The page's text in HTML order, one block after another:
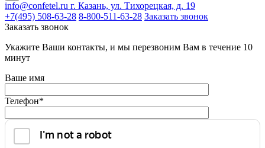
info@confetel.ru г. Казань, ул. Тихорецкая, д. 19
+7(495) 508-63-28 8-800-511-63-28 Заказать звонок
Заказать звонок
Укажите Ваши контакты, и мы перезвоним Вам в течение 10
минут
Ваше имя
Телефон*